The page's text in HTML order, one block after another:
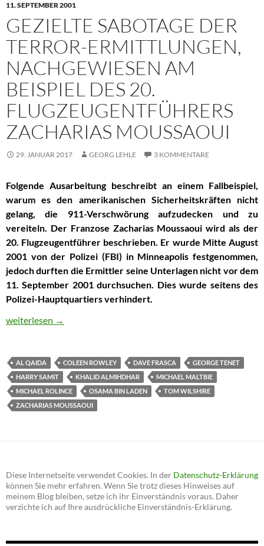
11. SEPTEMBER 2001
GEZIELTE SABOTAGE DER
TERROR-ERMITTLUNGEN,
NACHGEWIESEN AM
BEISPIEL DES 20.
FLUGZEUGENTFÜHRERS
ZACHARIAS MOUSSAOUI
29. JANUAR 2017 GEORG LEHLE 3 KOMMENTARE
Folgende Ausarbeitung beschreibt an einem Fallbeispiel,
warum es den amerikanischen Sicherheitskräften nicht
gelang, die 911-Verschwörung aufzudecken und zu
vereiteln. Der Franzose Zacharias Moussaoui wird als der
20. Flugzeugentführer beschrieben. Er wurde Mitte August
2001 von der Polizei (FBI) in Minneapolis festgenommen,
jedoch durften die Ermittler seine Unterlagen nicht vor dem
11. September 2001 durchsuchen. Dies wurde seitens des
Polizei-Hauptquartiers verhindert.
Gezielte Sabotage der Terror-Ermittlungen, nachgewiesen am
weiterlesen →
AL QAIDA COLEEN ROWLEY DAVE FRASCA
GEORGE TENET
HARRY SAMIT
KHALID ALMIHDHAR
MICHAEL MALTBIE
MICHAEL ROLINCE
OSAMA BIN LADEN
TOM WILSHIRE
ZACHARIAS MOUSSAOUI
Diese Internetseite verwendet Cookies. In der Datenschutz-Erklärung
können Sie mehr erfahren. Wenn Sie trotz dieses Hinweises auf
meinem Blog bleiben, setze ich ihr Einverständnis voraus. Daher
verzichte ich auf Ihre ausdrückliche Einverständnis-Erklärung.